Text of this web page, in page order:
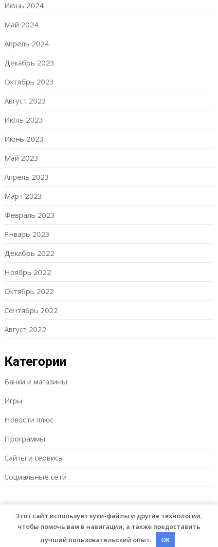
Июнь 2024
Май 2024
Апрель 2024
Декабрь 2023
Октябрь 2023
Август 2023
Июль 2023
Июнь 2023
Май 2023
Апрель 2023
Март 2023
Февраль 2023
Январь 2023
Декабрь 2022
Ноябрь 2022
Октябрь 2022
Сентябрь 2022
Август 2022
Категории
Банки и магазины
Игры
Новости плюс
Программы
Сайты и сервисы
Социальные сети
© 2026 Vipmam | WordPress Theme by Superb WordPress
Themes
Back to Top ↑
Этот сайт использует куки-файлы и другие технологии,
чтобы помочь вам в навигации, а также предоставить
лучший пользовательский опыт.
OK